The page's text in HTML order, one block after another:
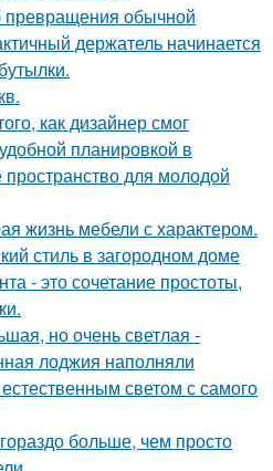
обычной
держатель начинается
как дизайнер смог
планировкой в
для молодой
жизнь мебели с характером.
стиль в загородном доме
- это сочетание простоты,
но очень светлая -
лоджия наполняли
светом с самого
больше, чем просто